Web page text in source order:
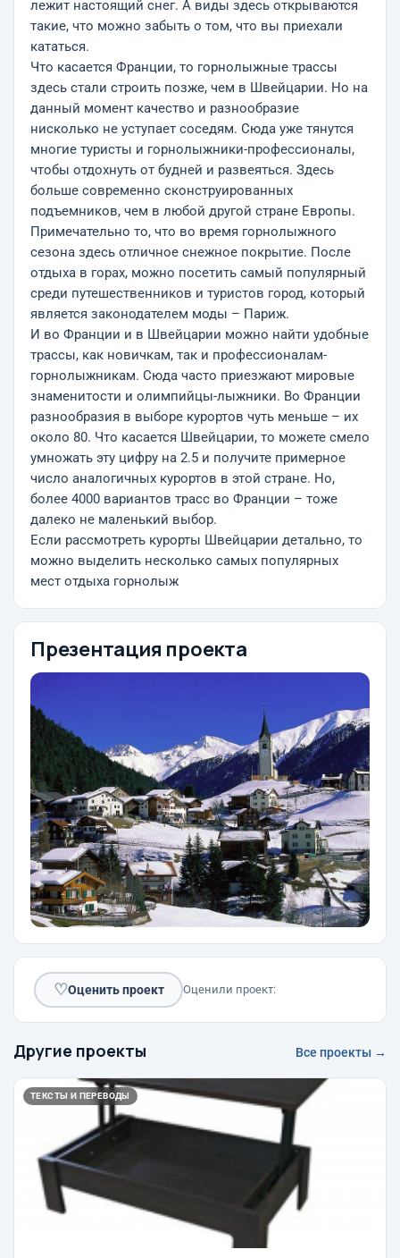
лежит настоящий снег. А виды здесь открываются
такие, что можно забыть о том, что вы приехали
кататься.
Что касается Франции, то горнолыжные трассы
здесь стали строить позже, чем в Швейцарии. Но на
данный момент качество и разнообразие
нисколько не уступает соседям. Сюда уже тянутся
многие туристы и горнолыжники-профессионалы,
чтобы отдохнуть от будней и развеяться. Здесь
больше современно сконструированных
подъемников, чем в любой другой стране Европы.
Примечательно то, что во время горнолыжного
сезона здесь отличное снежное покрытие. После
отдыха в горах, можно посетить самый популярный
среди путешественников и туристов город, который
является законодателем моды – Париж.
И во Франции и в Швейцарии можно найти удобные
трассы, как новичкам, так и профессионалам-
горнолыжникам. Сюда часто приезжают мировые
знаменитости и олимпийцы-лыжники. Во Франции
разнообразия в выборе курортов чуть меньше – их
около 80. Что касается Швейцарии, то можете смело
умножать эту цифру на 2.5 и получите примерное
число аналогичных курортов в этой стране. Но,
более 4000 вариантов трасс во Франции – тоже
далеко не маленький выбор.
Если рассмотреть курорты Швейцарии детально, то
можно выделить несколько самых популярных
мест отдыха горнолыж
Презентация проекта
♡Оценить проект Оценили проект:
Другие проекты Все проекты →
ТЕКСТЫ И ПЕРЕВОДЫ